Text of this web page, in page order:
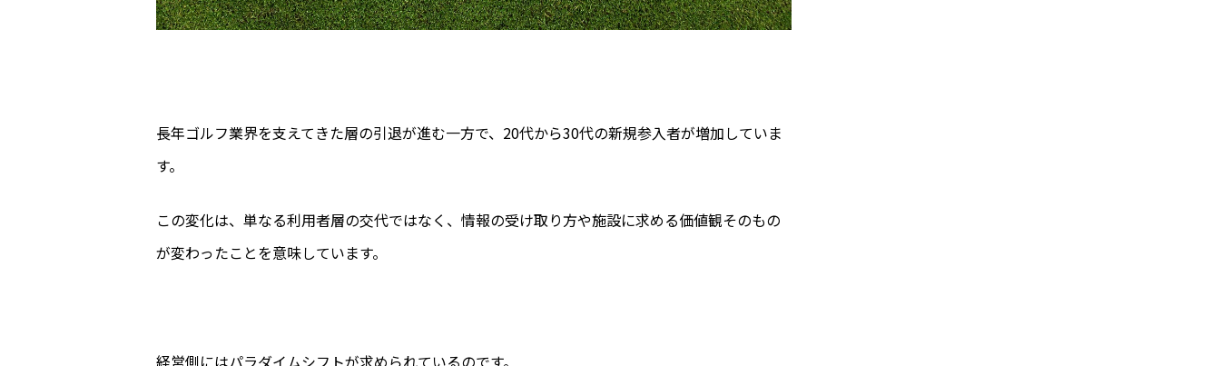
長年ゴルフ業界を支えてきた層の引退が進む一方で、20代から30代の新規参入者が増加していま
す。
この変化は、単なる利用者層の交代ではなく、情報の受け取り方や施設に求める価値観そのもの
が変わったことを意味しています。
経営側にはパラダイムシフトが求められているのです。